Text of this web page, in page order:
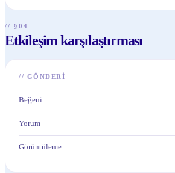
// §04
Etkileşim karşılaştırması
// GÖNDERI
Beğeni
Yorum
Görüntüleme